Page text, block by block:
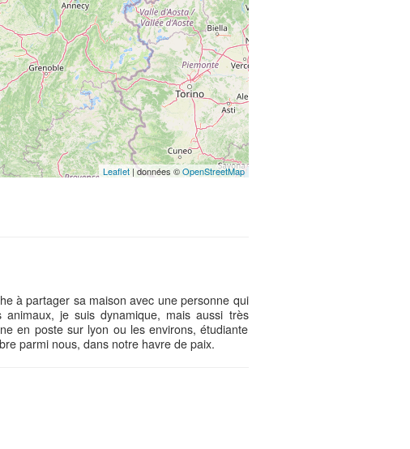
Leaflet| données ©OpenStreetMap
à partager sa maison avec une personne qui
je suis dynamique, mais aussi très
en poste sur lyon ou les environs, étudiante
parmi nous, dans notre havre de paix.